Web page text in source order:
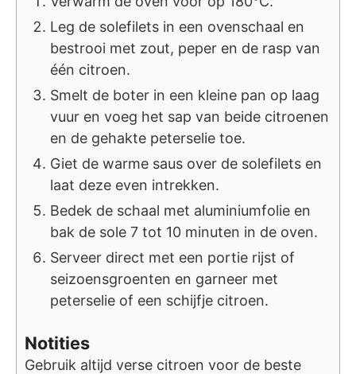
Leg de solefilets in een ovenschaal en
bestrooi met zout, peper en de rasp van
één citroen.
Smelt de boter in een kleine pan op laag
vuur en voeg het sap van beide citroenen
en de gehakte peterselie toe.
Giet de warme saus over de solefilets en
laat deze even intrekken.
Bedek de schaal met aluminiumfolie en
bak de sole 7 tot 10 minuten in de oven.
Serveer direct met een portie rijst of
seizoensgroenten en garneer met
peterselie of een schijfje citroen.
Notities
Gebruik altijd verse citroen voor de beste